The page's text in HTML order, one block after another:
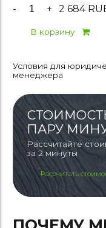
-
+ 2 684
В корзину
Условия для
менеджера
ПАРУ
Рассчитайте
за 2 минуты
Рассчитать